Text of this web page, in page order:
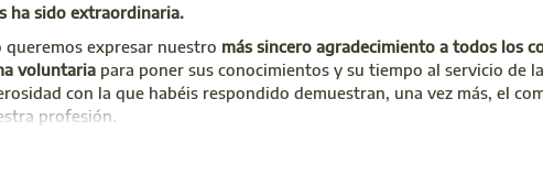
ha sido extraordinaria.
queremos expresar nuestro más sincero agradecimiento a todos los
voluntariapara poner sus conocimientos y su tiempo al servicio de
con la que habéis respondido demuestran, una vez más, el
profesión.
las actuaciones necesarias.